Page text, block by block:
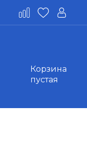
Корзина
пустая